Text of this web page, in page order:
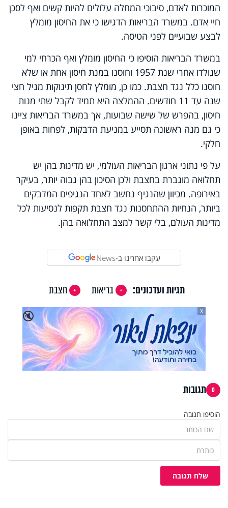
המוכרות לאדם, סיבוכי המחלה עלולים להיות קשים ואף לסכן
חיי אדם. במשרד הבריאות הדגישו כי את החיסון מומלץ
לבצע שבועיים לפני הטיסה.
במשרד הבריאות הוסיפו כי החיסון מומלץ ואף הכרחי למי
שנולדו אחרי שנת 1957 וחוסנו במנת חיסון אחת או שלא
חוסנו כלל נגד חצבת. כמו כן, מומלץ לחסן תינוקות מגיל חצי
שנה עד 11 חודשים. ההמלצה היא תמיד לקבל שתי מנות
חיסון, בהפרש של שישה שבועות, אך במשרד הבריאות ציינו
כי גם מנה ראשונה תסייע במניעת הדבקות, לפחות באופן
חלקי.
על פי נתוני ארגון הבריאות העולמי, יש מדינות בהן יש
תחלואה מוגברת בחצבת ולכן הסיכון בהן גבוה יותר, בעיקר
באירופה. מכיוון שהנגיף נחשב לאחד הנגיפים המדבקים
ביותר, הנחיות ההתחסנות נגד חצבת תקפות לנסיעות לכל
מדינות העולם, בלי קשר למצב התחלואה בהן.
עקבו אחרינו ב-News
תגיות ועדכונים: בריאות
חצבת
🔇
X
0 תגובות
הוסיפו תגובה
שלח תגובה